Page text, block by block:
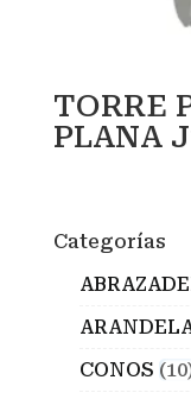
TORRE
PLANA
Categorías
CONOS 10